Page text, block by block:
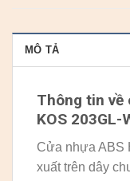
MÔ TẢ
Thông tin về
KOS 203GL-
Cửa nhựa ABS
xuất trên dây